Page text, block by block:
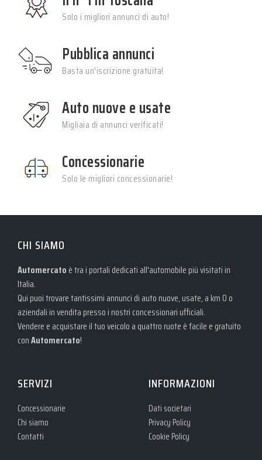
Solo i migliori annunci di auto!
Pubblica annunci
Basta un’iscrizione gratuita!
Auto nuove e usate
Migliaia di annunci verificati!
Concessionarie
Solo le migliori concessionarie!
CHI SIAMO
Automercato è tra i portali dedicati all'automobile più visitati in
Italia.
Qui puoi trovare tantissimi annunci di auto nuove, usate, a km 0 o
aziendali in vendita presso i nostri concessionari ufficiali.
Vendere e acquistare il tuo veicolo a quattro ruote è facile e gratuito
conAutomercato!
SERVIZI
Concessionarie
Chi siamo
Contatti
INFORMAZIONI
Dati societari
Privacy Policy
Cookie Policy